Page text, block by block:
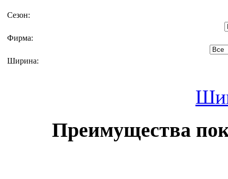
Сезон:
Фирма:
Ширина:
Преимущества